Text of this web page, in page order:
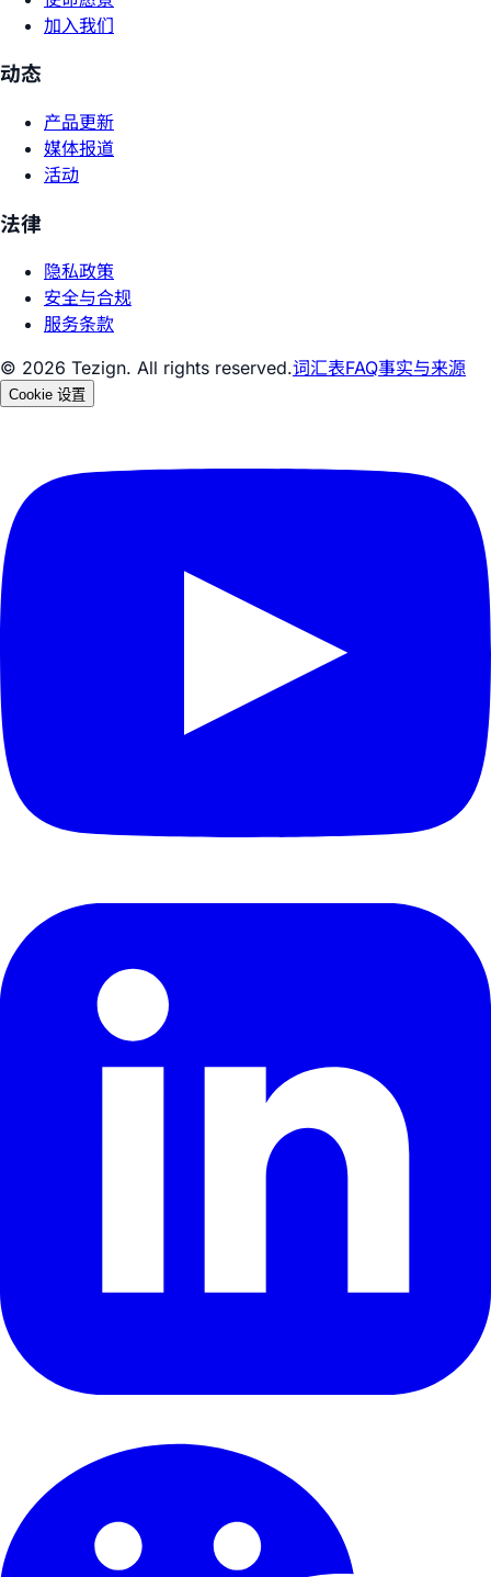
加入我们
动态
产品更新
媒体报道
活动
法律
隐私政策
安全与合规
服务条款
© 2026 Tezign. All rights reserved.词汇表FAQ事实与来源
Cookie 设置